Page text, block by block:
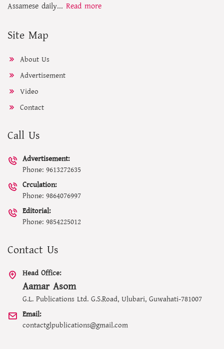
Assamese daily... Read more
Site Map
About Us
Advertisement
Video
Contact
Call Us
Advertisement:
Phone: 9613272635
Crculation:
Phone: 9864076997
Editorial:
Phone: 9854225012
Contact Us
Head Office:
Aamar Asom
G.L. Publications Ltd. G.S.Road, Ulubari, Guwahati-781007
Email:
contactglpublications@gmail.com